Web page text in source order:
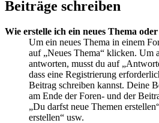
Beiträge schreiben
Wie erstelle ich ein neues Thema
Um ein neues Thema in einem
auf „Neues Thema“ klicken. Um
antworten, musst du auf
dass eine Registrierung
Beitrag schreiben kannst. Deine
am Ende der Foren- und der
„Du darfst neue Themen
erstellen“ usw.